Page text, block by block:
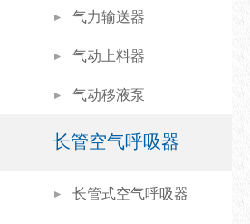
气力输送器
气动上料器
气动移液泵
长管空气呼吸器
长管式空气呼吸器